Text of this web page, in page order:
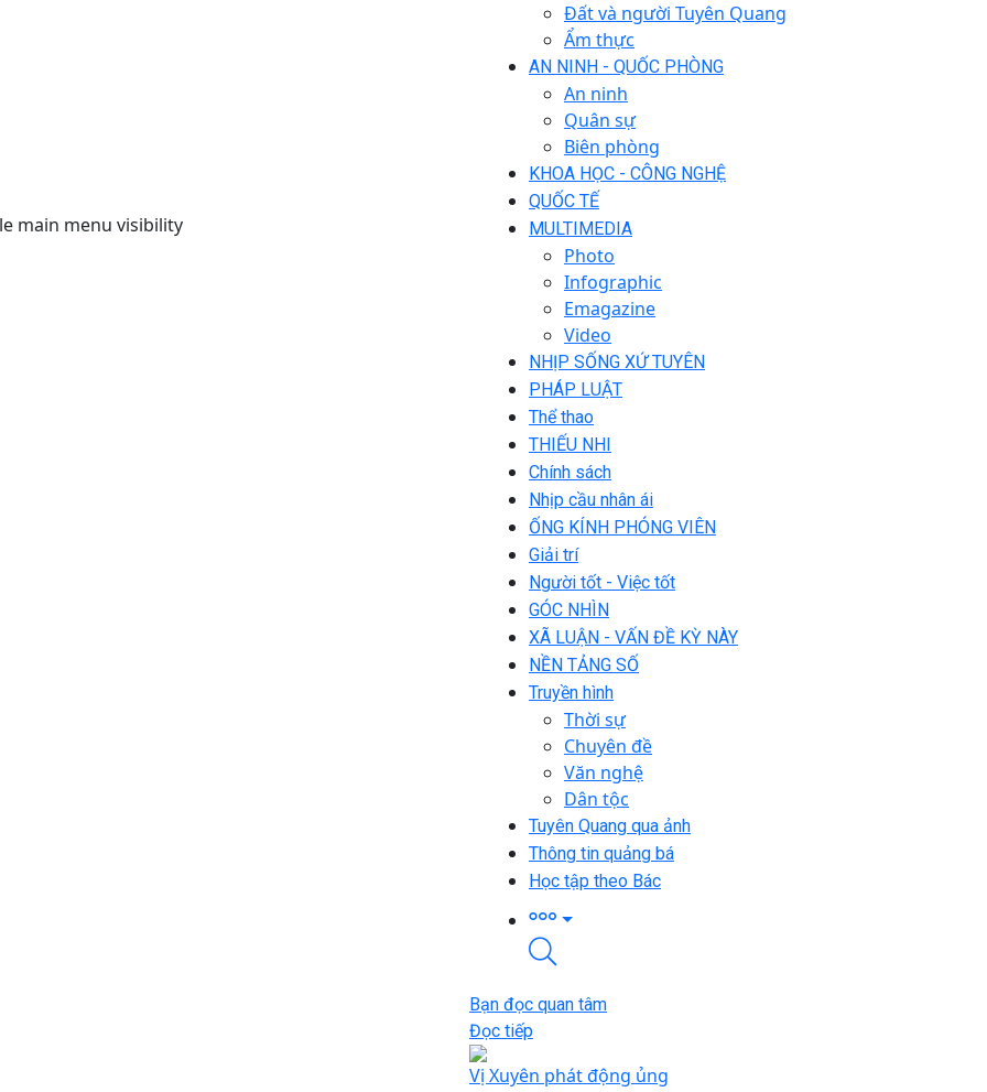
main menu visibility
Đất và người Tuyên Quang
Ẩm thực
AN NINH - QUỐC PHÒNG
An ninh
Quân sự
Biên phòng
KHOA HỌC - CÔNG NGHỆ
QUỐC TẾ
MULTIMEDIA
Photo
Infographic
Emagazine
Video
NHỊP SỐNG XỨ TUYÊN
PHÁP LUẬT
Thể thao
THIẾU NHI
Chính sách
Nhịp cầu nhân ái
ỐNG KÍNH PHÓNG VIÊN
Giải trí
Người tốt - Việc tốt
GÓC NHÌN
XÃ LUẬN - VẤN ĐỀ KỲ NÀY
NỀN TẢNG SỐ
Truyền hình
Thời sự
Chuyên đề
Văn nghệ
Dân tộc
Tuyên Quang qua ảnh
Thông tin quảng bá
Học tập theo Bác
Bạn đọc quan tâm
Đọc tiếp
Vị Xuyên phát động ủng